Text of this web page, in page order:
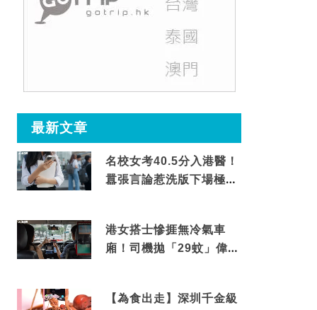
最新文章
名校女考40.5分入港醫！
囂張言論惹洗版下場極震
港女搭士慘捱無冷氣車
廂！司機拋「29蚊」偉論
【為食出走】深圳千金級